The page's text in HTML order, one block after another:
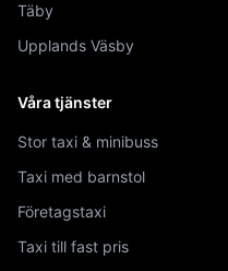
Täby
Upplands Väsby
Våra tjänster
Stor taxi & minibuss
Taxi med barnstol
Företagstaxi
Taxi till fast pris